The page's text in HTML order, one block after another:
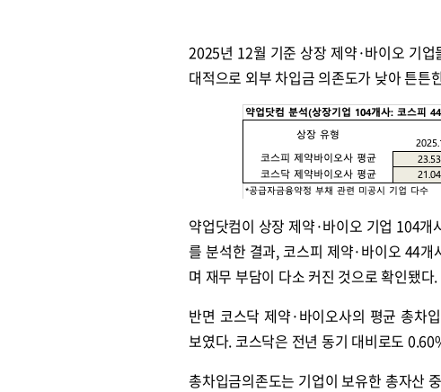
2025년 12월 기준 상장 제약·바이오 기
대적으로 외부 차입금 의존도가 낮아 튼튼
약업닷컴이 상장 제약·바이오 기업 104
를 분석한 결과, 코스피 제약·바이오 44
며 재무 부담이 다소 커진 것으로 확인됐다.
반면 코스닥 제약·바이오사의 평균 총차
보였다. 코스닥은 전년 동기 대비로도
총차입금의존도는 기업이 보유한 총자산